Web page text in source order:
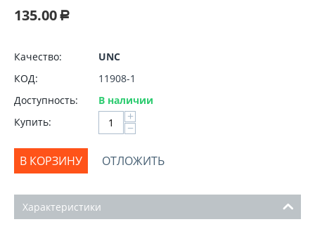
135.00 Р
Качество:
UNC
КОД:
11908-1
Доступность:
В наличии
Купить:
+
−
В КОРЗИНУ ОТЛОЖИТЬ
Характеристики